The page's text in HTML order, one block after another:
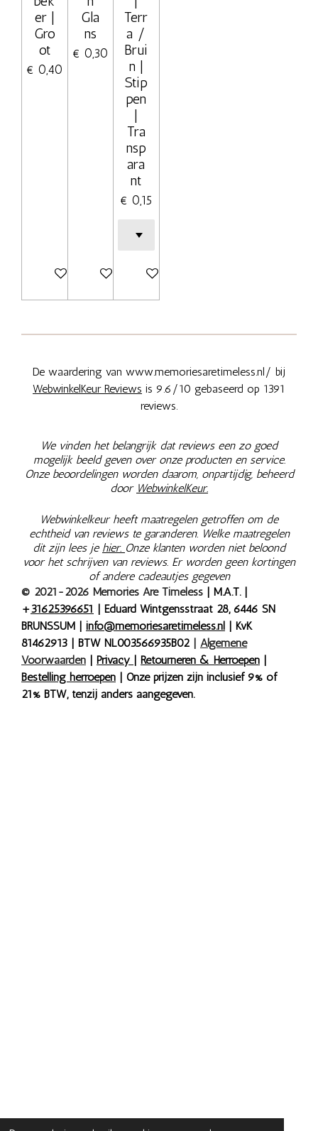
er |
Gro
ot
€ 0,40
In winkelwagen
Gla
ns
€ 0,30
In winkelwagen
Terr
a /
Brui
n |
Stip
pen
Tra
nsp
ara
nt
€ 0,15
In winkelwagen
De waardering van www.memoriesaretimeless.nl/ bij
WebwinkelKeur Reviews is 9.6/10 gebaseerd op 1391
reviews.
We vinden het belangrijk dat reviews een zo goed
mogelijk beeld geven over onze producten en service.
Onze beoordelingen worden daarom, onpartijdig, beheerd
door WebwinkelKeur.
Webwinkelkeur heeft maatregelen getroffen om de
echtheid van reviews te garanderen. Welke maatregelen
dit zijn lees je hier. Onze klanten worden niet beloond
voor het schrijven van reviews. Er worden geen kortingen
of andere cadeautjes gegeven
© 2021-2026 Memories Are Timeless | M.A.T. |
+31625396651 | Eduard Wintgensstraat 28, 6446 SN
BRUNSSUM | info@memoriesaretimeless.nl | KvK
81462913 | BTW NL003566935B02 | Algemene
Voorwaarden | Privacy | Retourneren & Herroepen |
Bestelling herroepen | Onze prijzen zijn inclusief 9% of
21% BTW, tenzij anders aangegeven.